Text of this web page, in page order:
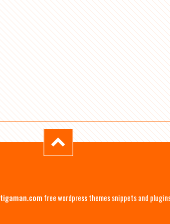
tigaman.com free wordpress themes snippets and